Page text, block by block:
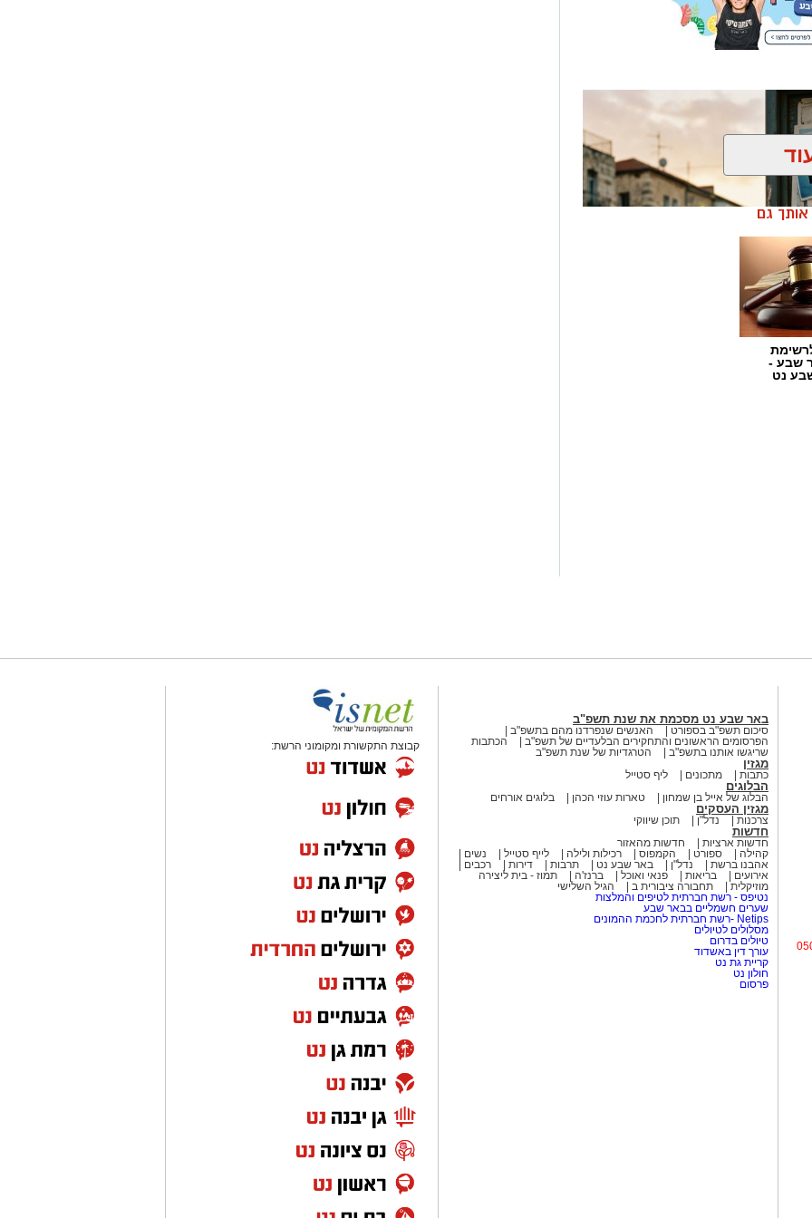
המזרחי הראשון
כמעט בכל מערכת בחירות
רציני. אלי לוזון שר על
התחושה שמשהו כאן פשוט לא
אבל השאלה שבכותרת?
קלאסיקה משעשעת עם מסר
שני נושאים שכדאי להרחיק זה
אהבה פוליטי", בביצוע חנן
דרך עולם השלטון והמשרדים
ובעיקר מזכירה לנו שלפעמים
– עם לא מעט משברים בדרך.
אותך גם
שבע -
נט
באר שבע נט מסכמת את שנת תשפ"ב
סיכום תשפ"ב בספורט
האנשים שנפרדנו מהם בתשפ"ב
הפרסומים הראשונים והתחקירים הבלעדיים של תשפ"ב
הכתבות
שריגשו אותנו בתשפ"ב
הטרגדיות של שנת תשפ"ב
מגזין
כתבות מתכונים ליף סטייל
הבלוגים
הבלוג של אייל בן שמחון טארות עוזי הכהן בלוגים אורחים
מגזין העסקים
צרכנות נדל"ן תוכן שיווקי
חדשות
חדשות ארציות
חדשות מהאזור
קהילה
ספורט הקמפוס רכילות ולילה לייף סטייל
נשים
אהבנו ברשת
נדל"ן באר שבע נט תרבות דירות
רכבים
אירועים
בריאות פנאי ואוכל ברנז'ה
תמוז - בית ליצירה
מוזיקלית
תחבורה ציבורית ב
הגיל השלישי
נטיפס - רשת חברתית לטיפים והמלצות
שערים חשמליים בבאר שבע
Netips -רשת חברתית לחכמת ההמונים
מסלולים לטיולים
טיולים בדרום
עורך דין באשדוד
קריית גת נט
חולון נט
פרסום
קבוצת התקשורת ומקומוני הרשת: